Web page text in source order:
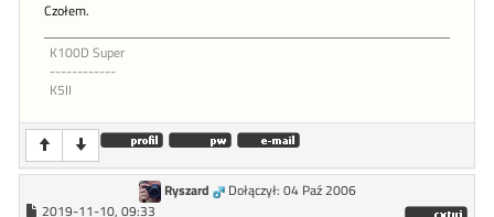
Czołem.
K100D Super
------------
K5II
Ryszard
Dołączył: 04 Paź 2006
2019-11-10, 09:33